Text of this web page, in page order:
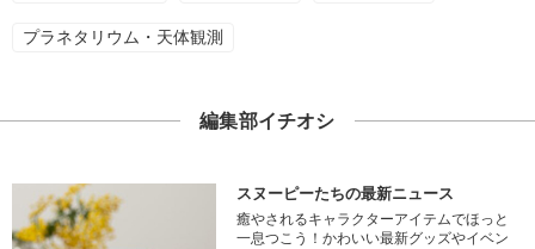
プラネタリウム・天体観測
編集部イチオシ
スヌーピーたちの最新ニュース
癒やされるキャラクターアイテムでほっと
一息つこう！かわいい最新グッズやイベン